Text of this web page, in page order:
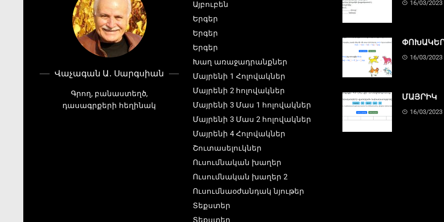
Վաչագան Ա․ Սարգսիան
Գրող, բանաստեղծ,
դասագրքերի հեղինակ
Այբուբեն
Երգեր
Երգեր
Երգեր
Խաղ առաջադրանքներ
Մայրենի 1 Հոլովակներ
Մայրենի 2 հոլովակներ
Մայրենի 3 Մաս 1 հոլովակներ
Մայրենի 3 Մաս 2 հոլովակներ
Մայրենի 4 Հոլովակներ
Շուտասելուկներ
Ուսումնական խաղեր
Ուսումնական խաղեր 2
Ուսումնաօժանդակ նյութեր
Տեքստեր
Տեքստեր
16/03/2023
16/03/2023
ՄԱՅՐԻԿ
16/03/2023